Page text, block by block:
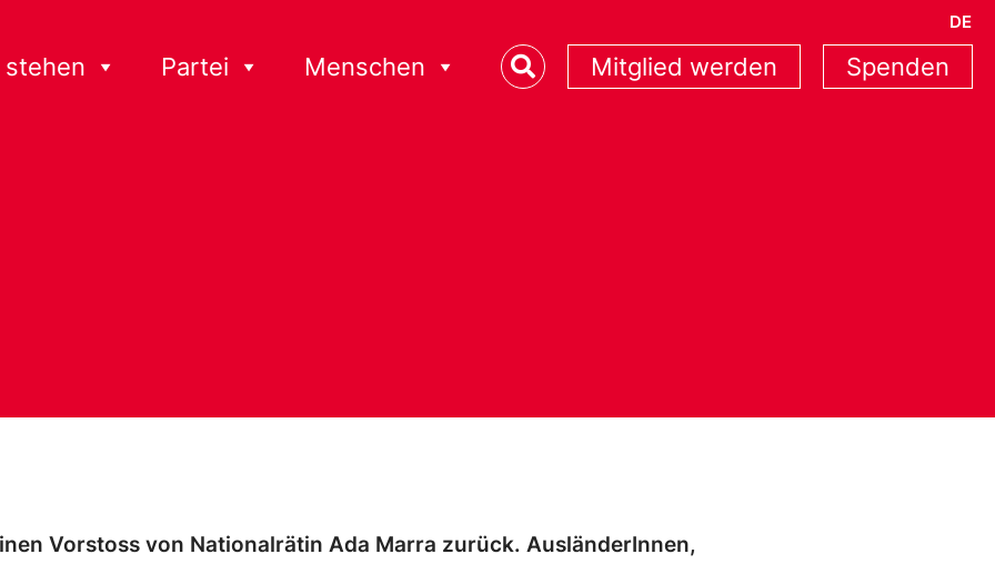
DE
Partei Menschen Mitglied werden Spenden
Vorstoss von Nationalrätin Ada Marra zurück. AusländerInnen,